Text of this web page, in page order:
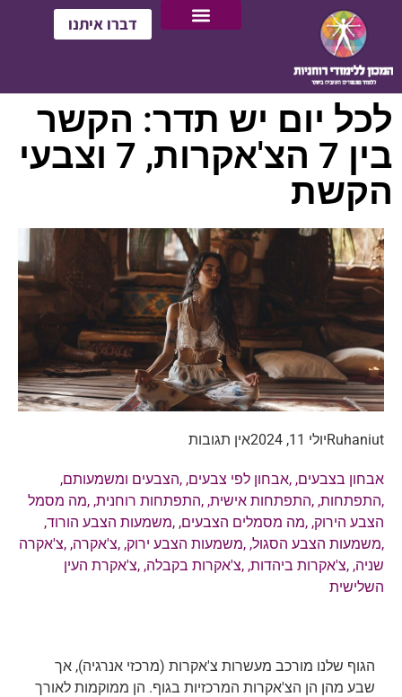
דברו איתנו
לכל יום יש תדר: הקשר
בין 7 הצ'אקרות, 7 וצבעי
הקשת
Ruhaniutיולי 11, 2024 אין תגובות
אבחון בצבעים, ,אבחון לפי צבעים, ,הצבעים ומשמעותם,
,התפתחות, ,התפתחות אישית, ,התפתחות רוחנית, ,מה מסמל
הצבע הירוק, ,מה מסמלים הצבעים, ,משמעות הצבע הורוד,
,משמעות הצבע הסגול, ,משמעות הצבע ירוק, ,צ'אקרה, ,צ'אקרה
שניה, ,צ'אקרות ביהדות, ,צ'אקרות בקבלה, ,צ'אקרת העין
השלישית
הגוף שלנו מורכב מעשרות צ'אקרות (מרכזי אנרגיה), אך
שבע מהן הן הצ'אקרות המרכזיות בגוף. הן ממוקמות לאורך